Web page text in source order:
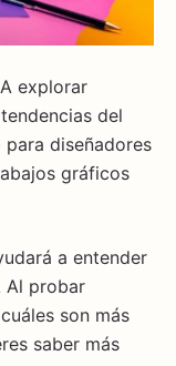
explorar
del
diseñadores
gráficos
a entender
Al probar
son más
saber más